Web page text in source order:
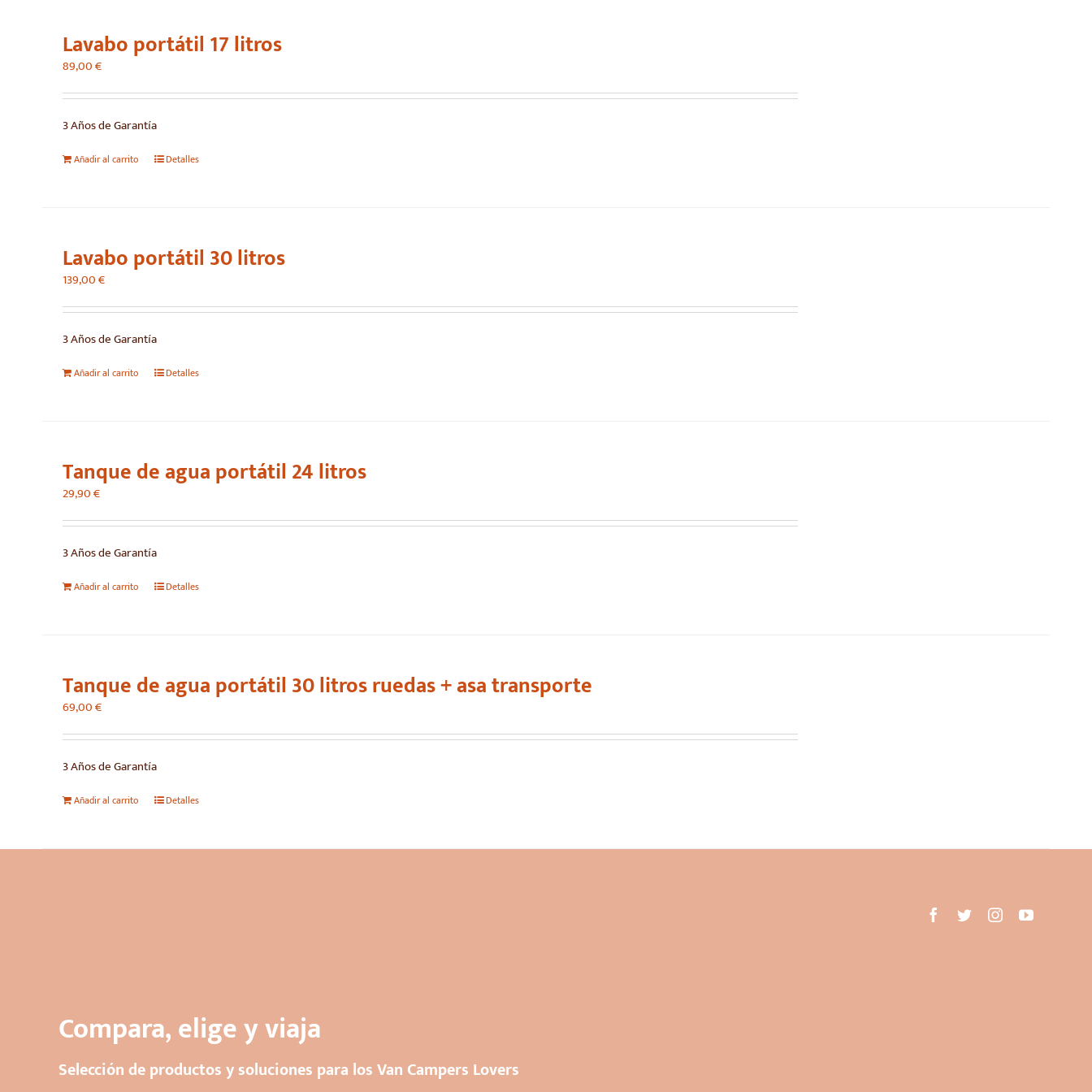
Lavabo portátil 17 litros
89,00€
3 Años de Garantía
Añadir al carrito Detalles
Lavabo portátil 30 litros
139,00€
3 Años de Garantía
Añadir al carrito Detalles
Tanque de agua portátil 24 litros
29,90€
3 Años de Garantía
Añadir al carrito Detalles
Tanque de agua portátil 30 litros ruedas + asa transporte
69,00€
3 Años de Garantía
Añadir al carrito Detalles
Compara, elige y viaja
Selección de productos y soluciones para los Van Campers Lovers